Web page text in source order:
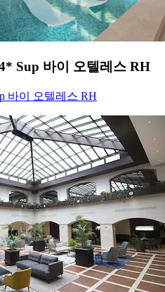
Sup 바이 오텔레스 RH
바이 오텔레스 RH